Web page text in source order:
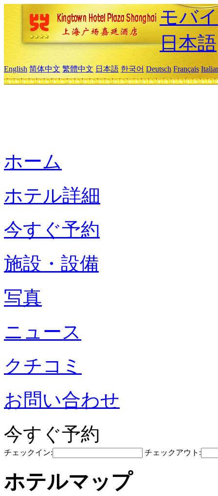
モバ
日本語
English 简体中文 繁體中文 日本語 한국어 Deutsch Français
ホーム
ホテル詳細
今すぐ予約
施設・設備
写真
ニュース
クチコミ
お問い合わせ
今すぐ予約
チェックイン: チェックアウト:
ホテルマップ